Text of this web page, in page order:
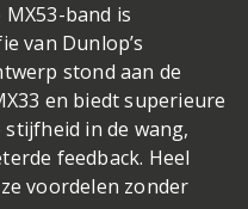
band is
van Dunlop’s
stond aan de
en biedt superieure
in de wang,
feedback. Heel
voordelen zonder